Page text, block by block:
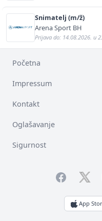
Snimatelj (m/ž)
Arena Sport BH
Prijava do: 14.08.2026. u
Početna
Impressum
Kontakt
Oglašavanje
Sigurnost
Facebook
App